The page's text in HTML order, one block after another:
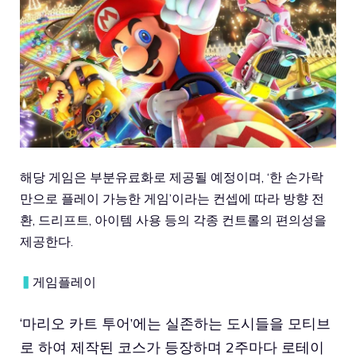
해당 게임은 부분유료화로 제공될 예정이며, ‘한 손가락
만으로 플레이 가능한 게임’이라는 컨셉에 따라 방향 전
환, 드리프트, 아이템 사용 등의 각종 컨트롤의 편의성을
제공한다.
▍ 게임플레이
‘마리오 카트 투어’에는 실존하는 도시들을 모티브
로 하여 제작된 코스가 등장하며 2주마다 로테이